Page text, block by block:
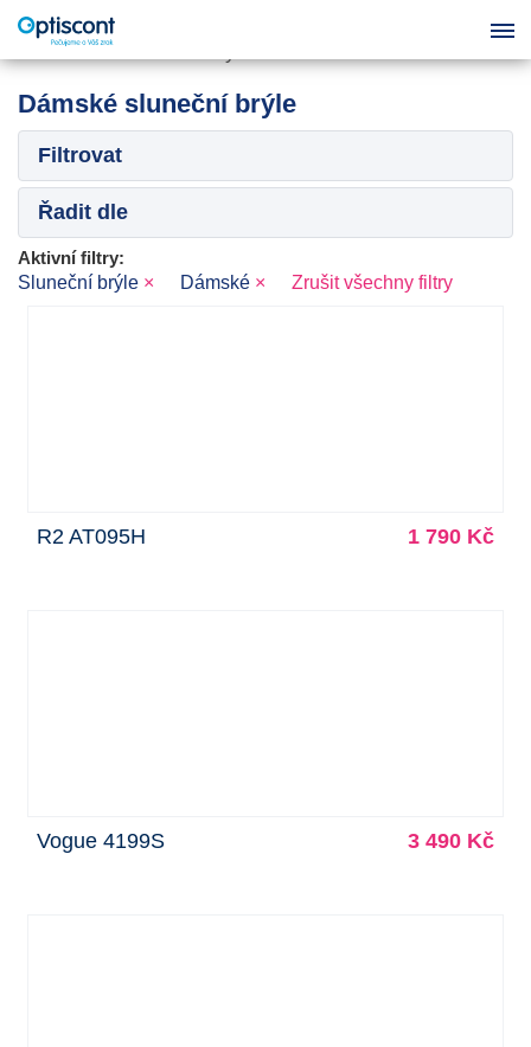
Dámské sluneční brýle
Filtrovat
Řadit dle
Aktivní filtry:
Sluneční brýle × Dámské × Zrušit všechny filtry
R2 AT095H 1 790 Kč
Vogue 4199S 3 490 Kč